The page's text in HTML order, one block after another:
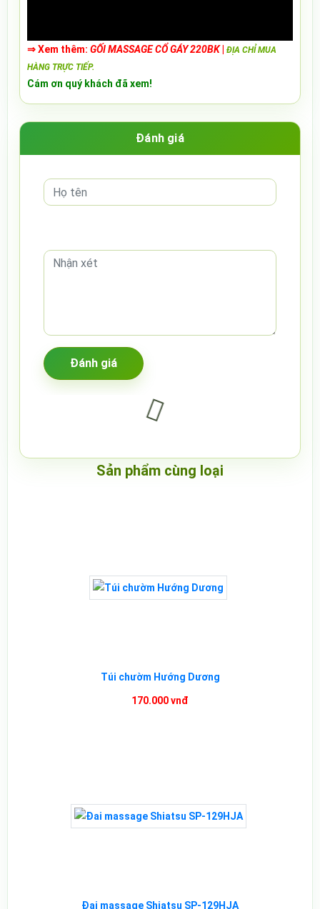
⇒ Xem thêm: GỐI MASSAGE CỔ GÁY 220BK
ĐỊA CHỈ MUA
HÀNG TRỰC TIẾP.
Cám ơn quý khách đã xem!
Đánh giá
Sản phẩm cùng loại
Túi chườm Hướng Dương
170.000 vnđ
Đai massage Shiatsu SP-129HJA